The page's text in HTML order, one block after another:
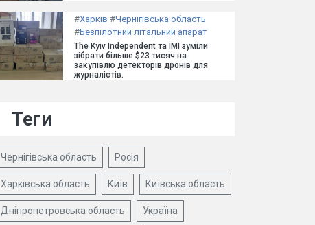
#Харків #Чернігівська область
#Безпілотний літальний апарат
The Kyiv Independent та ІМІ зуміли
зібрати більше $23 тисяч на
закупівлю детекторів дронів для
журналістів.
Теги
Чернігівська область Росія
Харківська область Київ Київська область
Дніпропетровська область Україна